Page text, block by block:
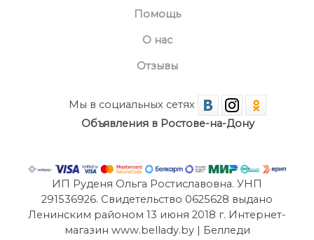
Помощь
О нас
Отзывы
Мы в социальных сетях
Объявления в Ростове-на-Дону
ИП Руденя Ольга Ростиславовна. УНП
291536926. Свидетельство 0625628 выдано
Ленинским районом 13 июня 2018 г. Интернет-
магазин www.bellady.by | Белледи